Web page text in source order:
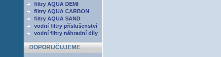
filtry AQUA DEMI
filtry AQUA CARBON
filtry AQUA SAND
vodní filtry příslušenství
vodní filtry náhradní díly
DOPORUČUJEME